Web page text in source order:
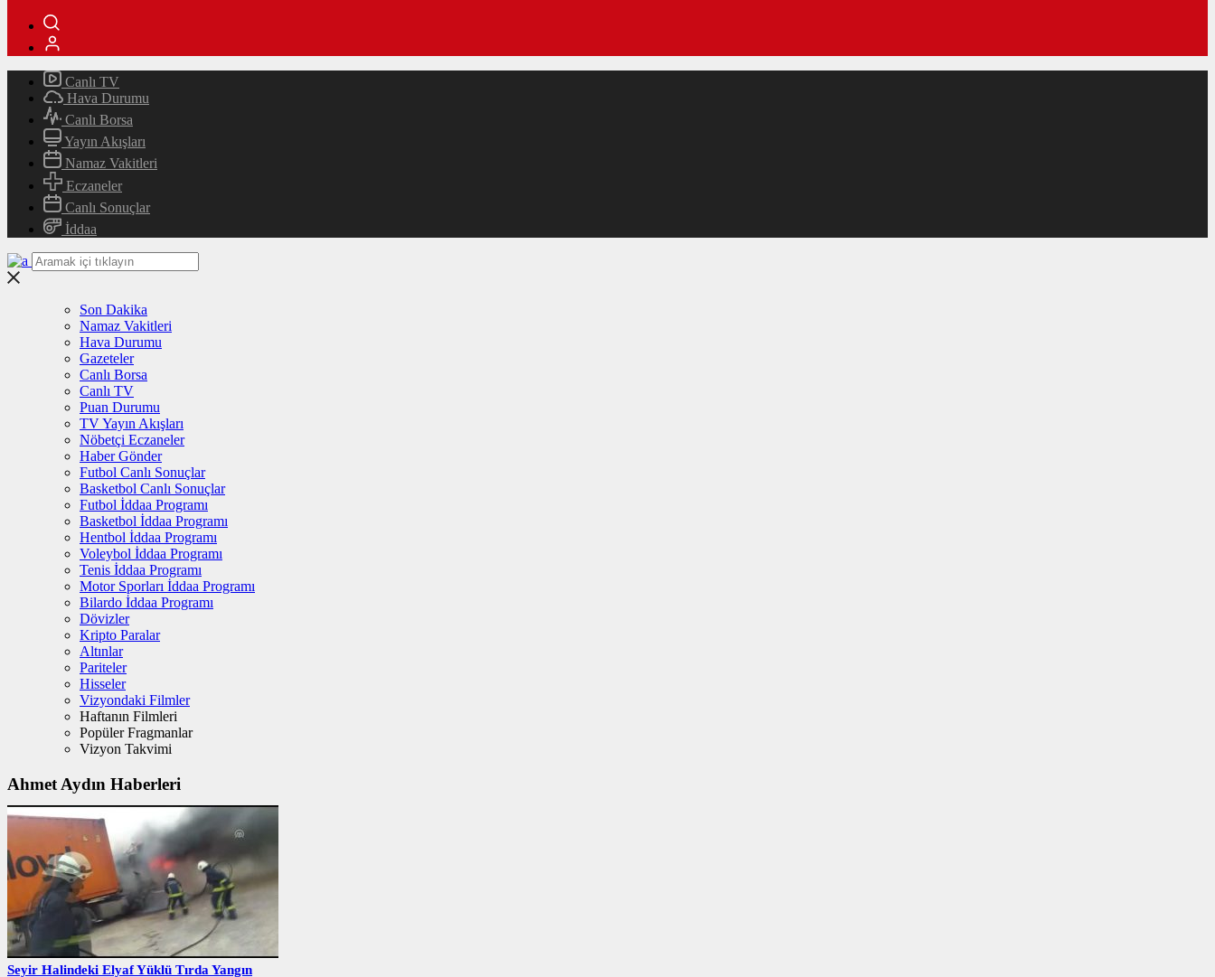
Canlı TV
Hava Durumu
Canlı Borsa
Yayın Akışları
Namaz Vakitleri
Eczaneler
Canlı Sonuçlar
İddaa
Son Dakika
Namaz Vakitleri
Hava Durumu
Gazeteler
Canlı Borsa
Canlı TV
Puan Durumu
TV Yayın Akışları
Nöbetçi Eczaneler
Haber Gönder
Futbol Canlı Sonuçlar
Basketbol Canlı Sonuçlar
Futbol İddaa Programı
Basketbol İddaa Programı
Hentbol İddaa Programı
Voleybol İddaa Programı
Tenis İddaa Programı
Motor Sporları İddaa Programı
Bilardo İddaa Programı
Dövizler
Kripto Paralar
Altınlar
Pariteler
Hisseler
Vizyondaki Filmler
Haftanın Filmleri
Popüler Fragmanlar
Vizyon Takvimi
Ahmet Aydın Haberleri
Seyir Halindeki Elyaf Yüklü Tırda Yangın